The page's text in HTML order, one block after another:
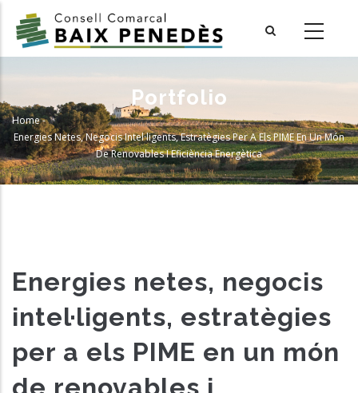
main
Portfolio
Breadcrumb
Home-
Energies Netes, Negocis Intel·ligents, Estratègies Per A Els PIME En Un Món
De Renovables I Eficiència Energètica
Energies netes, negocis
intel·ligents, estratègies
per a els PIME en un món
de renovables i